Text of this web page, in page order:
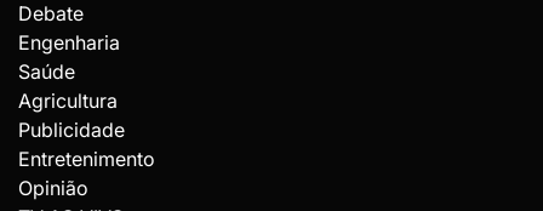
Debate
Engenharia
Saúde
Agricultura
Publicidade
Entretenimento
Opinião